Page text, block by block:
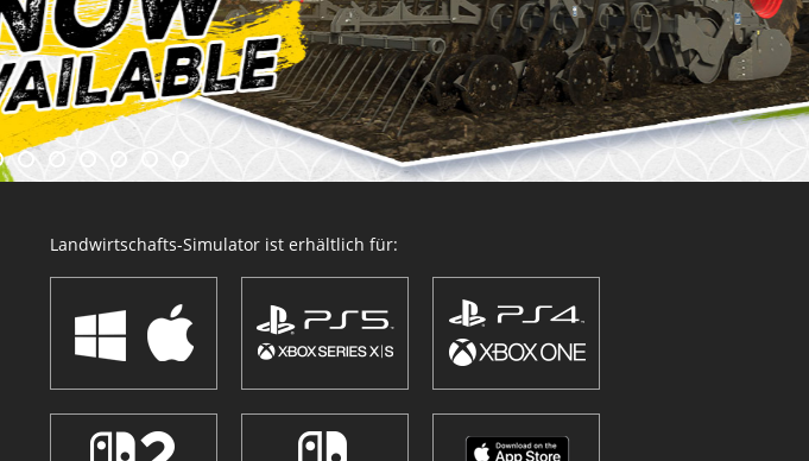
Landwirtschafts-Simulator ist erhältlich für: